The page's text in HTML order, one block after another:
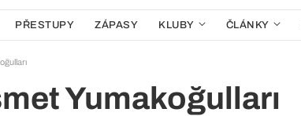
PŘESTUPY ZÁPASY KLUBY ČLÁNKY
Yumakoğulları